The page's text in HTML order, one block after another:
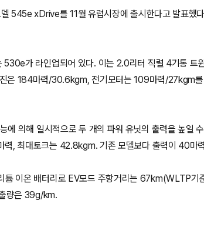
545e xDrive를 11월 유럽시장에 출시한다고 발표했
530e가 라인업되어 있다. 이는 2.0리터 직렬 4기통 트
은 184마력/30.6kgm, 전기모터는 109마력/27kgm
의해 일시적으로 두 개의 파워 유닛의 출력을 높일
력, 최대토크는 42.8kgm. 기존 모델보다 출력이 40마
튬 이온 배터리로 EV모드 주항거리는 67km(WLTP기
량은 39g/km.